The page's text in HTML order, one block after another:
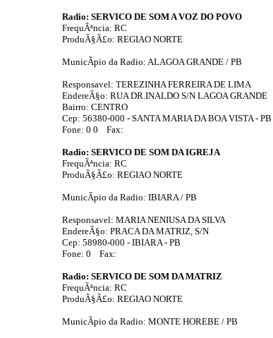
Radio: SERVICO DE SOM A VOZ DO POVO
FrequÃªncia: RC
ProduÃ§Ã£o: REGIAO NORTE
MunicÃ­pio da Radio: ALAGOA GRANDE / PB
Responsavel: TEREZINHA FERREIRA DE LIMA
EndereÃ§o: RUA DR.INALDO S/N LAGOA GRANDE
Bairro: CENTRO
Cep: 56380-000 - SANTA MARIA DA BOA VISTA - PB
Fone: 0 0 Fax:
Radio: SERVICO DE SOM DA IGREJA
FrequÃªncia: RC
ProduÃ§Ã£o: REGIAO NORTE
MunicÃ­pio da Radio: IBIARA / PB
Responsavel: MARIA NENIUSA DA SILVA
EndereÃ§o: PRACA DA MATRIZ, S/N
Cep: 58980-000 - IBIARA - PB
Fone: 0 Fax:
Radio: SERVICO DE SOM DA MATRIZ
FrequÃªncia: RC
ProduÃ§Ã£o: REGIAO NORTE
MunicÃ­pio da Radio: MONTE HOREBE / PB